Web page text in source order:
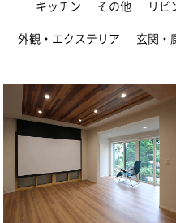
キッチン その他 リビ
外観・エクステリア 玄関・